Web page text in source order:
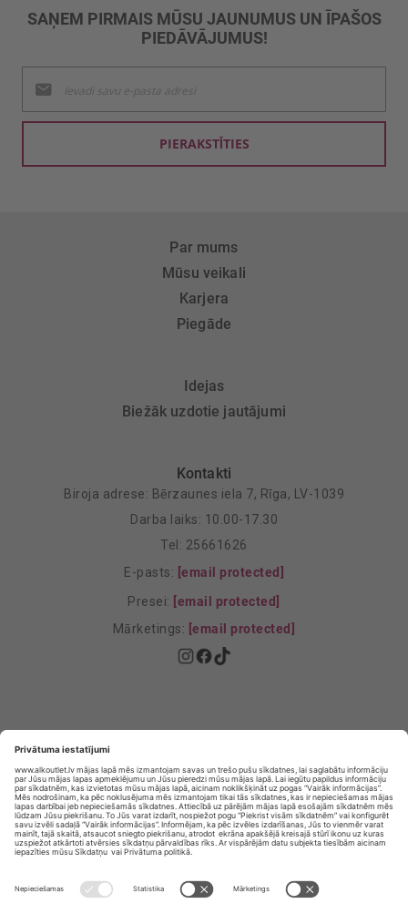
SAŅEM PIRMAIS MŪSU JAUNUMUS UN ĪPAŠOS
PIEDĀVĀJUMUS!
jaunumu
saņemšanai:
PIERAKSTĪTIES
Par mums
Mūsu veikali
Karjera
Piegāde
Idejas
Biežāk uzdotie jautājumi
Kontakti
Biroja adrese: Bērzaunes iela 7, Rīga, LV-1039
Darba laiks: 10.00-17.30
Tel: 25661626
E-pasts: [email protected]
Presei: [email protected]
Mārketings: [email protected]
Privātuma Iestatījumi
E-veikala lietošanas noteikumi